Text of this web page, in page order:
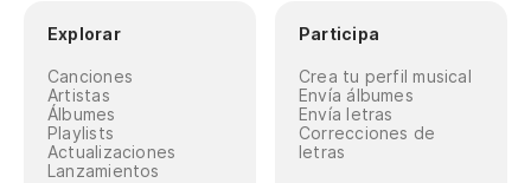
Explorar
Canciones
Artistas
Álbumes
Playlists
Actualizaciones
Lanzamientos
Participa
Crea tu perfil musical
Envía álbumes
Envía letras
Correcciones de
letras